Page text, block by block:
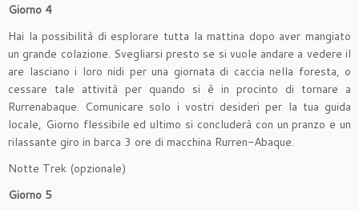
Giorno 4
Hai la possibilità di esplorare tutta la mattina dopo aver mangiato
un grande colazione. Svegliarsi presto se si vuole andare a vedere il
are lasciano i loro nidi per una giornata di caccia nella foresta, o
cessare tale attività per quando si è in procinto di tornare a
Rurrenabaque. Comunicare solo i vostri desideri per la tua guida
locale, Giorno flessibile ed ultimo si concluderà con un pranzo e un
rilassante giro in barca 3 ore di macchina Rurren-Abaque.
Notte Trek (opzionale)
Giorno 5